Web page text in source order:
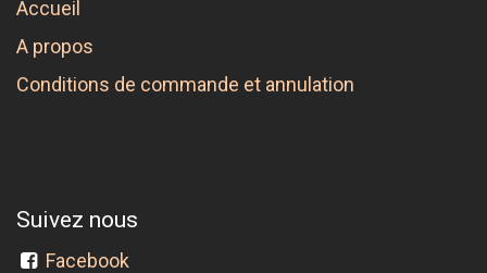
Accueil
A propos
Conditions de commande et annulation
Suivez nous
Facebook